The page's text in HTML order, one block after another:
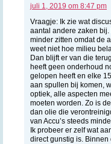
juli 1, 2019 om 8:47 pm
Vraagje: Ik zie wat
aantal andere zaken
minder zitten omdat de
weet niet hoe milieu
Dan blijft er van die
heeft geen onderhoud
gelopen heeft en elke
aan spullen bij komen,
optiek, alle aspecten
moeten worden. Zo is
dan olie die
van Accu’s steeds
Ik probeer er zelf wat
direct gunstig is.